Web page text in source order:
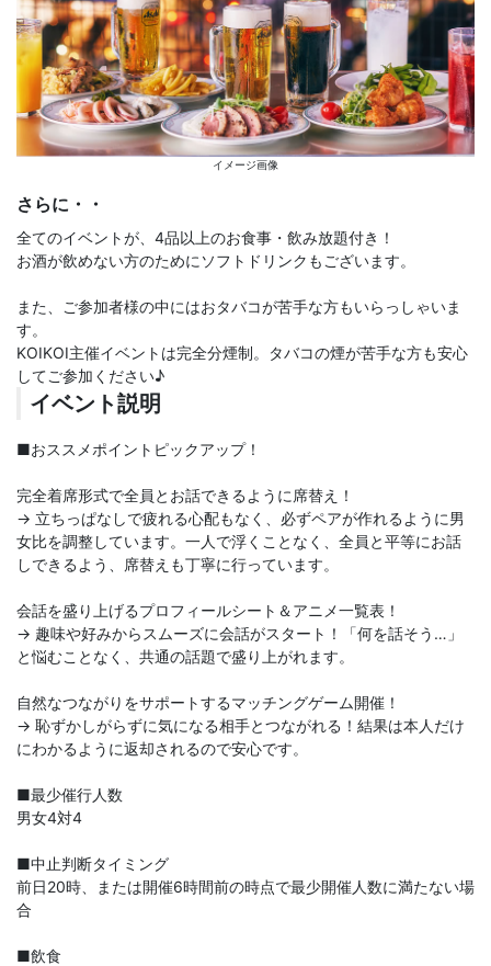
イメージ画像
さらに・・
全てのイベントが、4品以上のお食事・飲み放題付き！
お酒が飲めない方のためにソフトドリンクもございます。
また、ご参加者様の中にはおタバコが苦手な方もいらっしゃいま
す。
KOIKOI主催イベントは完全分煙制。タバコの煙が苦手な方も安心
してご参加ください♪
イベント説明
■おススメポイントピックアップ！
完全着席形式で全員とお話できるように席替え！
→ 立ちっぱなしで疲れる心配もなく、必ずペアが作れるように男
女比を調整しています。一人で浮くことなく、全員と平等にお話
しできるよう、席替えも丁寧に行っています。
会話を盛り上げるプロフィールシート＆アニメ一覧表！
→ 趣味や好みからスムーズに会話がスタート！「何を話そう…」
と悩むことなく、共通の話題で盛り上がれます。
自然なつながりをサポートするマッチングゲーム開催！
→ 恥ずかしがらずに気になる相手とつながれる！結果は本人だけ
にわかるように返却されるので安心です。
■最少催行人数
男女4対4
■中止判断タイミング
前日20時、または開催6時間前の時点で最少開催人数に満たない場
合
■飲食